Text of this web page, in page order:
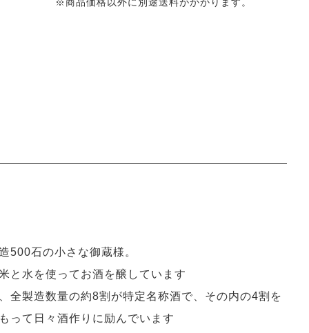
500石の小さな御蔵様。
と水を使ってお酒を醸しています
全製造数量の約8割が特定名称酒で、その内の4割を
って日々酒作りに励んでいます